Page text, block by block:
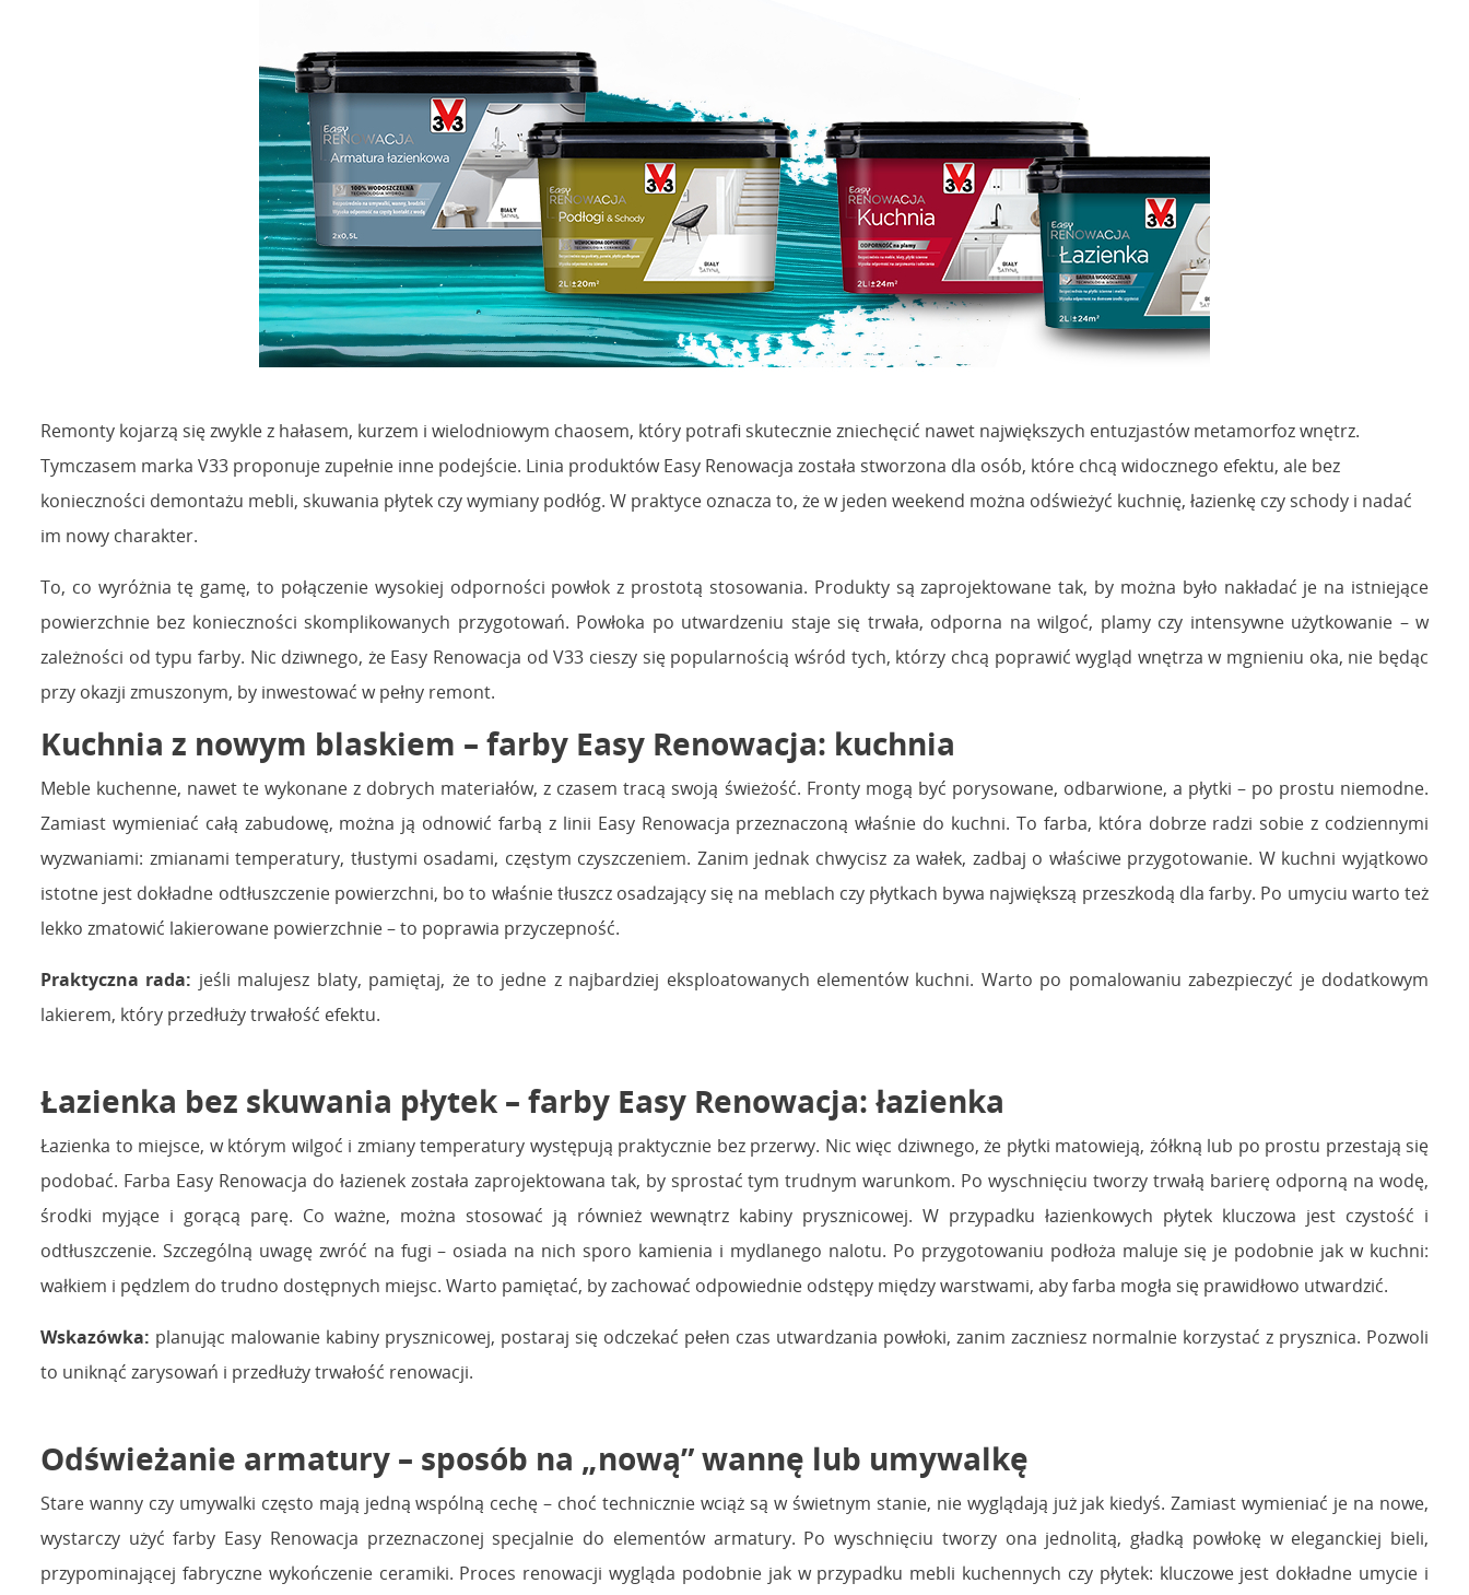
Remonty kojarzą się zwykle z hałasem, kurzem i wielodniowym chaosem, który potrafi skutecznie zniechęcić nawet największych entuzjastów metamorfoz wnętrz.
Tymczasem marka V33 proponuje zupełnie inne podejście. Linia produktów Easy Renowacja została stworzona dla osób, które chcą widocznego efektu, ale bez
konieczności demontażu mebli, skuwania płytek czy wymiany podłóg. W praktyce oznacza to, że w jeden weekend można odświeżyć kuchnię, łazienkę czy schody i nadać
im nowy charakter.
To, co wyróżnia tę gamę, to połączenie wysokiej odporności powłok z prostotą stosowania. Produkty są zaprojektowane tak, by można było nakładać je na istniejące
powierzchnie bez konieczności skomplikowanych przygotowań. Powłoka po utwardzeniu staje się trwała, odporna na wilgoć, plamy czy intensywne użytkowanie – w
zależności od typu farby. Nic dziwnego, że Easy Renowacja od V33 cieszy się popularnością wśród tych, którzy chcą poprawić wygląd wnętrza w mgnieniu oka, nie będąc
przy okazji zmuszonym, by inwestować w pełny remont.
Kuchnia z nowym blaskiem – farby Easy Renowacja: kuchnia
Meble kuchenne, nawet te wykonane z dobrych materiałów, z czasem tracą swoją świeżość. Fronty mogą być porysowane, odbarwione, a płytki – po prostu niemodne.
Zamiast wymieniać całą zabudowę, można ją odnowić farbą z linii Easy Renowacja przeznaczoną właśnie do kuchni. To farba, która dobrze radzi sobie z codziennymi
wyzwaniami: zmianami temperatury, tłustymi osadami, częstym czyszczeniem. Zanim jednak chwycisz za wałek, zadbaj o właściwe przygotowanie. W kuchni wyjątkowo
istotne jest dokładne odtłuszczenie powierzchni, bo to właśnie tłuszcz osadzający się na meblach czy płytkach bywa największą przeszkodą dla farby. Po umyciu warto też
lekko zmatowić lakierowane powierzchnie – to poprawia przyczepność.
Praktyczna rada: jeśli malujesz blaty, pamiętaj, że to jedne z najbardziej eksploatowanych elementów kuchni. Warto po pomalowaniu zabezpieczyć je dodatkowym
lakierem, który przedłuży trwałość efektu.
Łazienka bez skuwania płytek – farby Easy Renowacja: łazienka
Łazienka to miejsce, w którym wilgoć i zmiany temperatury występują praktycznie bez przerwy. Nic więc dziwnego, że płytki matowieją, żółkną lub po prostu przestają się
podobać. Farba Easy Renowacja do łazienek została zaprojektowana tak, by sprostać tym trudnym warunkom. Po wyschnięciu tworzy trwałą barierę odporną na wodę,
środki myjące i gorącą parę. Co ważne, można stosować ją również wewnątrz kabiny prysznicowej. W przypadku łazienkowych płytek kluczowa jest czystość i
odtłuszczenie. Szczególną uwagę zwróć na fugi – osiada na nich sporo kamienia i mydlanego nalotu. Po przygotowaniu podłoża maluje się je podobnie jak w kuchni:
wałkiem i pędzlem do trudno dostępnych miejsc. Warto pamiętać, by zachować odpowiednie odstępy między warstwami, aby farba mogła się prawidłowo utwardzić.
Wskazówka: planując malowanie kabiny prysznicowej, postaraj się odczekać pełen czas utwardzania powłoki, zanim zaczniesz normalnie korzystać z prysznica. Pozwoli
to uniknąć zarysowań i przedłuży trwałość renowacji.
Odświeżanie armatury – sposób na „nową” wannę lub umywalkę
Stare wanny czy umywalki często mają jedną wspólną cechę – choć technicznie wciąż są w świetnym stanie, nie wyglądają już jak kiedyś. Zamiast wymieniać je na nowe,
wystarczy użyć farby Easy Renowacja przeznaczonej specjalnie do elementów armatury. Po wyschnięciu tworzy ona jednolitą, gładką powłokę w eleganckiej bieli,
przypominającej fabryczne wykończenie ceramiki. Proces renowacji wygląda podobnie jak w przypadku mebli kuchennych czy płytek: kluczowe jest dokładne umycie i